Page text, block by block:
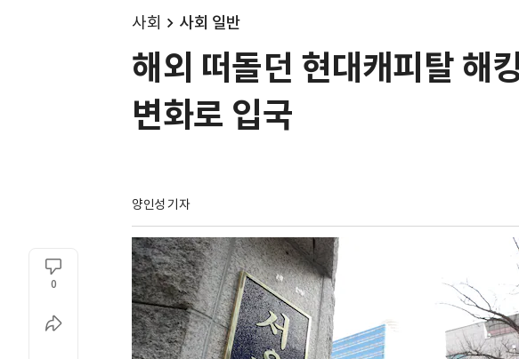
사회 사회 일반
해외 떠돌던 현대캐피탈 해
변화로 입국
양인성 기자
0